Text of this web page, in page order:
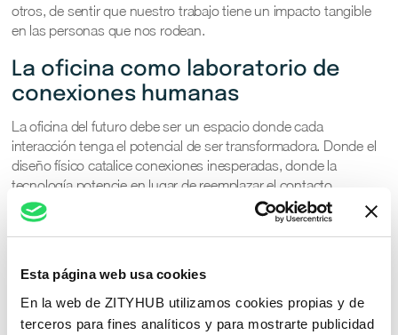
Esta página web usa cookies
En la web de ZITYHUB utilizamos cookies propias y de
terceros para fines analíticos y para mostrarte publicidad
otros, de sentir que nuestro trabajo tiene un impacto tangible
en las personas que nos rodean.
La oficina como laboratorio de
conexiones humanas
La oficina del futuro debe ser un espacio donde cada
interacción tenga el potencial de ser transformadora. Donde el
diseño físico catalice conexiones inesperadas, donde la
tecnología potencie en lugar de reemplazar el contacto
humano, donde cada elemento del espacio esté pensado para
fomentar esos momentos de serendipia que son el alma de la
¿Y si pensáramos en la oficina como un laboratorio de
posibilidad de un descubrimiento, no solo profesional sino
profundamente personal. Donde la presencialidad no es un fin